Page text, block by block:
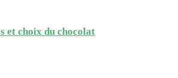
et choix du chocolat